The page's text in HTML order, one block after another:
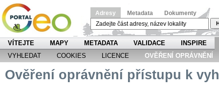
Adresy Metadata Dokumenty
VÍTEJTE MAPY METADATA VALIDACE
INSPIRE
VYHLEDAT
COOKIES LICENCE OVĚŘENÍ OPRÁVNĚNÍ
Ověření oprávnění přístupu k